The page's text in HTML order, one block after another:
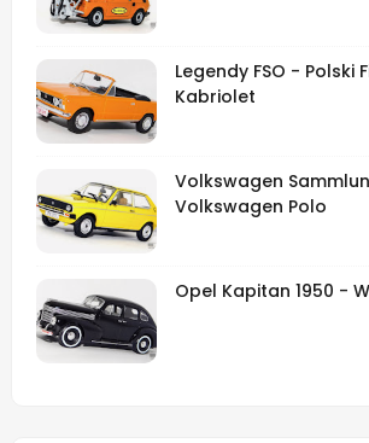
Legendy FSO - Polski
Kabriolet
Volkswagen
Volkswagen Polo
Opel Kapitan 1950 -